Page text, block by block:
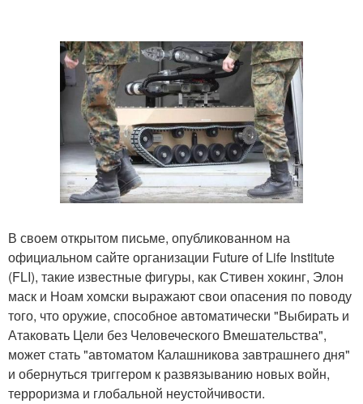
В своем открытом письме, опубликованном на
официальном сайте организации Future of Life Institute
(FLI), такие известные фигуры, как Стивен хокинг, Элон
маск и Ноам хомски выражают свои опасения по поводу
того, что оружие, способное автоматически "Выбирать и
Атаковать Цели без Человеческого Вмешательства",
может стать "автоматом Калашникова завтрашнего дня"
и обернуться триггером к развязыванию новых войн,
терроризма и глобальной неустойчивости.